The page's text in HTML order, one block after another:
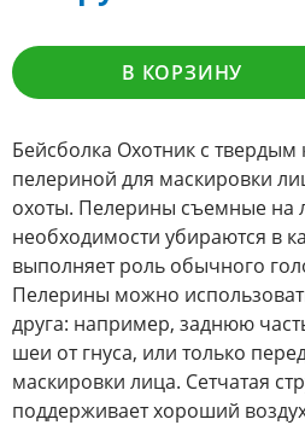
В КОРЗИНУ
Бейсболка Охотник с
пелериной для маскировки
охоты. Пелерины съемные на
необходимости убираются в
выполняет роль обычного
Пелерины можно
друга: например, заднюю
шеи от гнуса, или только
маскировки лица. Сетчатая
поддерживает хороший